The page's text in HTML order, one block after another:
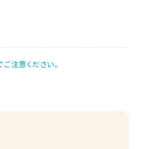
注意ください。